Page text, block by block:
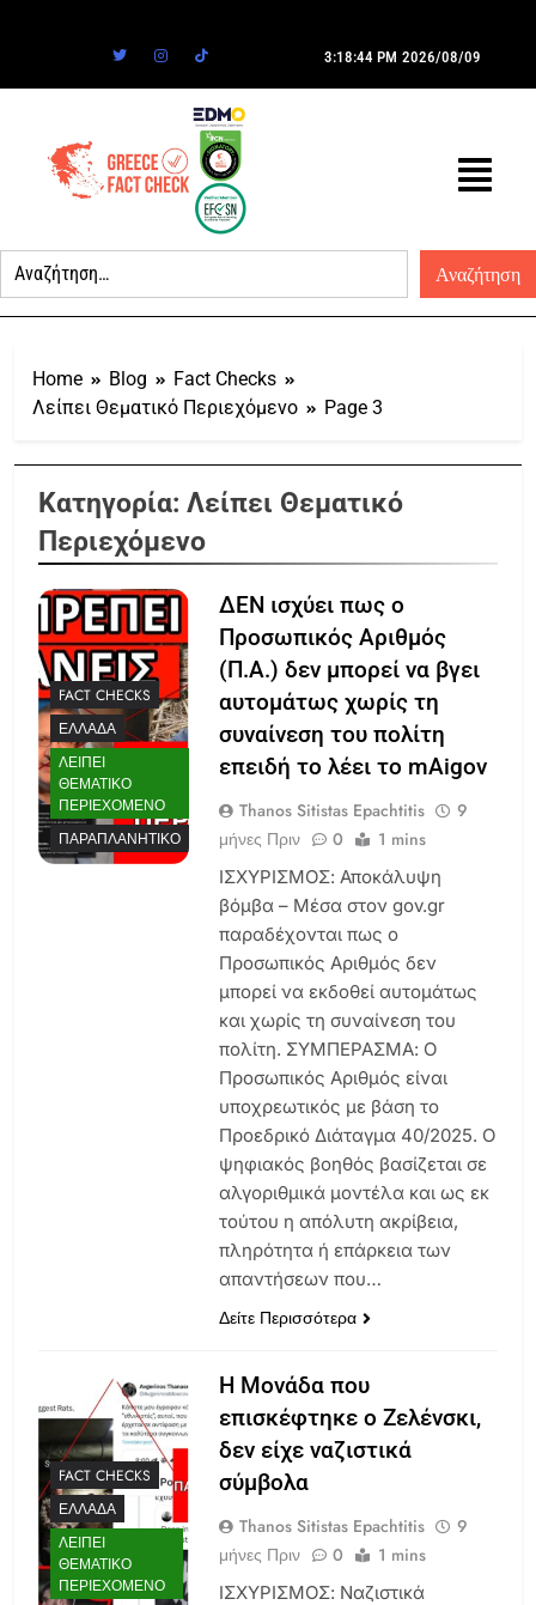
3:18:44 PM 2026/08/09
Home Blog
Fact Checks
Λείπει Θεματικό Περιεχόμενο
Page 3
Κατηγορία: Λείπει Θεματικό
Περιεχόμενο
FACT CHECKS
ΕΛΛΆΔΑ
ΛΕΊΠΕΙ
ΘΕΜΑΤΙΚΌ
ΠΕΡΙΕΧΌΜΕΝΟ
ΠΑΡΑΠΛΑΝΗΤΙΚΌ
ΔΕΝ ισχύει πως ο
Προσωπικός Αριθμός
(Π.Α.) δεν μπορεί να βγει
αυτομάτως χωρίς τη
συναίνεση του πολίτη
επειδή το λέει το mAigov
Thanos Sitistas Epachtitis
9
μήνες Πριν
0 1 mins
ΙΣΧΥΡΙΣΜΟΣ: Αποκάλυψη
βόμβα – Μέσα στον gov.gr
παραδέχονται πως ο
Προσωπικός Αριθμός δεν
μπορεί να εκδοθεί αυτομάτως
και χωρίς τη συναίνεση του
πολίτη. ΣΥΜΠΕΡΑΣΜΑ: Ο
Προσωπικός Αριθμός είναι
υποχρεωτικός με βάση το
Προεδρικό Διάταγμα 40/2025. O
ψηφιακός βοηθός βασίζεται σε
αλγοριθμικά μοντέλα και ως εκ
τούτου η απόλυτη ακρίβεια,
πληρότητα ή επάρκεια των
απαντήσεων που…
Δείτε Περισσότερα
FACT CHECKS
ΕΛΛΆΔΑ
ΛΕΊΠΕΙ
ΘΕΜΑΤΙΚΌ
ΠΕΡΙΕΧΌΜΕΝΟ
Η Μονάδα που
επισκέφτηκε ο Ζελένσκι,
δεν είχε ναζιστικά
σύμβολα
Thanos Sitistas Epachtitis
9
μήνες Πριν
0 1 mins
ΙΣΧΥΡΙΣΜΟΣ: Ναζιστικά